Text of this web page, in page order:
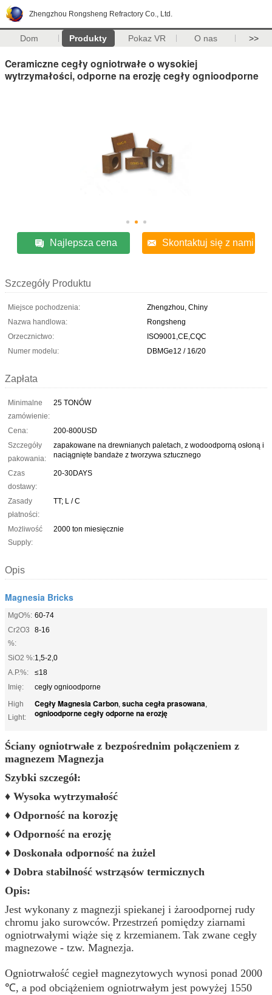
Zhengzhou Rongsheng Refractory Co., Ltd.
Dom Produkty Pokaz VR O nas >>
Ceramiczne cegły ogniotrwałe o wysokiej
wytrzymałości, odporne na erozję cegły ognioodporne
Najlepsza cena Skontaktuj się z nami
Szczegóły Produktu
Miejsce pochodzenia:
Zhengzhou, Chiny
Nazwa handlowa:
Rongsheng
Orzecznictwo:
ISO9001,CE,CQC
Numer modelu:
DBMGe12 / 16/20
Zapłata
Minimalne
zamówienie:
25 TONÓW
Cena:
200-800USD
Szczegóły
pakowania:
zapakowane na drewnianych paletach, z wodoodporną osłoną i
naciągnięte bandaże z tworzywa sztucznego
Czas
dostawy:
20-30DAYS
Zasady
płatności:
TT; L ​​/ C
Możliwość
Supply:
2000 ton miesięcznie
Opis
Magnesia Bricks
MgO%: 60-74
Cr2O3
%:
8-16
SiO2 %:1,5-2,0
A.P.%:
≤18
Imię:
cegły ognioodporne
High
Light:
Cegły Magnesia Carbon, sucha cegła prasowana,
ognioodporne cegły odporne na erozję
Ściany ogniotrwałe z bezpośrednim połączeniem z
magnezem Magnezja
Szybki szczegół:
♦ Wysoka wytrzymałość
♦ Odporność na korozję
♦ Odporność na erozję
♦ Doskonała odporność na żużel
♦ Dobra stabilność wstrząsów termicznych
Opis:
Jest wykonany z magnezji spiekanej i żaroodpornej rudy
chromu jako surowców. Przestrzeń pomiędzy ziarnami
ogniotrwałymi wiąże się z krzemianem. Tak zwane cegły
magnezowe - tzw. Magnezja.
Ogniotrwałość cegieł magnezytowych wynosi ponad 2000
℃, a pod obciążeniem ogniotrwałym jest powyżej 1550